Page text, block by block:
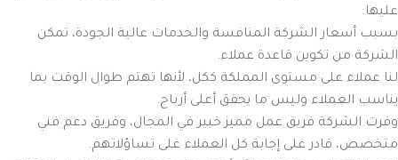
عليها.
بسبب أسعار الشركة المنافسة والخدمات عالية الجودة، تمكن
الشركة من تكوين قاعدة عملاء.
لنا عملاء على مستوى المملكة ككل، لأنها تهتم طوال الوقت بما
يناسب العملاء وليس ما يحقق أعلى أرباح.
وفرت الشركة فريق عمل مميز خبير في المجال، وفريق دعم فني
متخصص، قادر على إجابة كل العملاء على تساؤلاتهم.